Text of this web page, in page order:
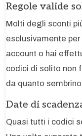
Regole valide
Molti degli sconti
esclusivamente per
account o hai
codici di solito non
da quanto
Date di
Quasi tutti i codici